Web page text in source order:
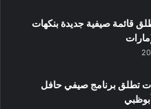
قائمة صيفية جديدة بنكهات
تطلق برنامج صيفي حافل